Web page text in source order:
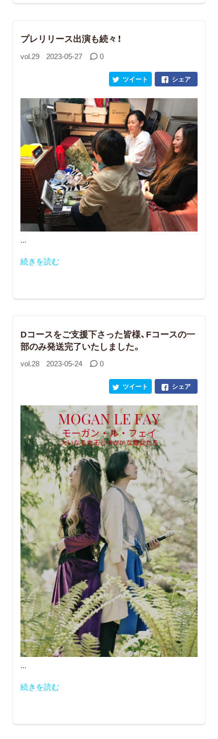
プレリリース出演も続々！
vol.29 2023-05-27 0
シェア
ツイート
...
続きを読む
Dコースをご支援下さった皆様、Fコースの一
部のみ発送完了いたしました。
vol.28 2023-05-24 0
シェア
ツイート
...
続きを読む